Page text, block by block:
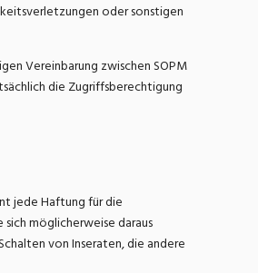
oder sonstigen
Vereinbarung zwischen SOPM
die Zugriffsberechtigung
jede Haftung für die
möglicherweise daraus
von Inseraten, die andere